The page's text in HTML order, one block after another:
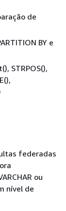
de
BY e
STRPOS(),
federadas
ou
nível de